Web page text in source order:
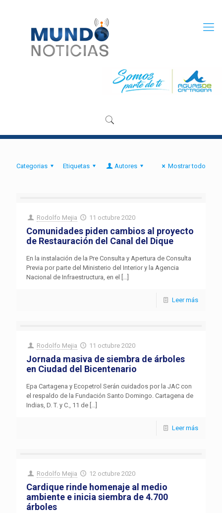
Categorias Etiquetas Autores Mostrar todo
Rodolfo Mejia 11 octubre 2020
Comunidades piden cambios al proyecto
de Restauración del Canal del Dique
En la instalación de la Pre Consulta y Apertura de Consulta
Previa por parte del Ministerio del Interior y la Agencia
Nacional de Infraestructura, en el
[…]
Leer más
Rodolfo Mejia 11 octubre 2020
Jornada masiva de siembra de árboles
en Ciudad del Bicentenario
Epa Cartagena y Ecopetrol Serán cuidados por la JAC con
el respaldo de la Fundación Santo Domingo. Cartagena de
Indias, D. T. y C., 11 de […]
Leer más
Rodolfo Mejia 12 octubre 2020
Cardique rinde homenaje al medio
ambiente e inicia siembra de 4.700
árboles